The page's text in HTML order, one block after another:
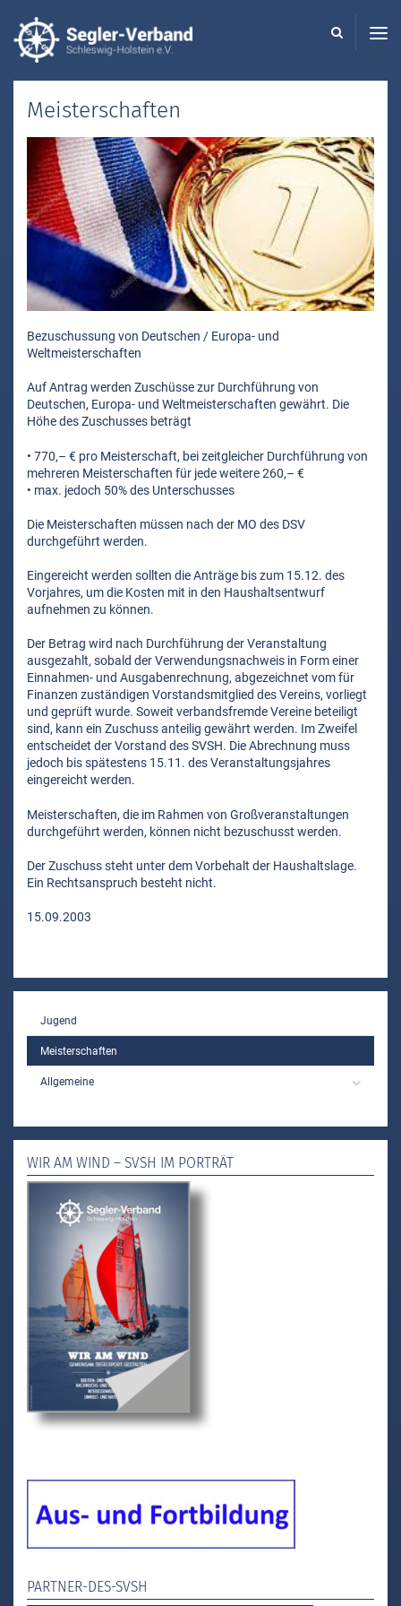
Meisterschaften
Bezuschussung von Deutschen / Europa- und
Weltmeisterschaften
Auf Antrag werden Zuschüsse zur Durchführung von
Deutschen, Europa- und Weltmeisterschaften gewährt. Die
Höhe des Zuschusses beträgt
• 770,– € pro Meisterschaft, bei zeitgleicher Durchführung von
mehreren Meisterschaften für jede weitere 260,– €
• max. jedoch 50% des Unterschusses
Die Meisterschaften müssen nach der MO des DSV
durchgeführt werden.
Eingereicht werden sollten die Anträge bis zum 15.12. des
Vorjahres, um die Kosten mit in den Haushaltsentwurf
aufnehmen zu können.
Der Betrag wird nach Durchführung der Veranstaltung
ausgezahlt, sobald der Verwendungsnachweis in Form einer
Einnahmen- und Ausgabenrechnung, abgezeichnet vom für
Finanzen zuständigen Vorstandsmitglied des Vereins, vorliegt
und geprüft wurde. Soweit verbandsfremde Vereine beteiligt
sind, kann ein Zuschuss anteilig gewährt werden. Im Zweifel
entscheidet der Vorstand des SVSH. Die Abrechnung muss
jedoch bis spätestens 15.11. des Veranstaltungsjahres
eingereicht werden.
Meisterschaften, die im Rahmen von Großveranstaltungen
durchgeführt werden, können nicht bezuschusst werden.
Der Zuschuss steht unter dem Vorbehalt der Haushaltslage.
Ein Rechtsanspruch besteht nicht.
15.09.2003
MAIN
Jugend
Meisterschaften
Allgemeine
WIR AM WIND – SVSH IM PORTRÄT
PARTNER-DES-SVSH